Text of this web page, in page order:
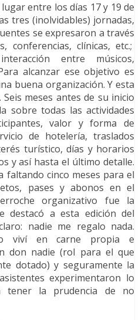
entre los días 17 y 19 de
tres (inolvidables) jornadas,
se expresaron a través
conferencias, clínicas, etc.;
entre músicos,
alcanzar ese objetivo es
buena organización. Y esta
meses antes de su inicio
sobre todas las actividades
valor y forma de
de hotelería, traslados
turístico, días y horarios
y así hasta el último detalle.
faltando cinco meses para el
pases y abonos en el
organizativo fue la
destacó a esta edición del
nadie me regalo nada.
viví en carne propia e
don nadie (rol para el que
dotado) y seguramente la
experimentaron lo
tener la prudencia de no